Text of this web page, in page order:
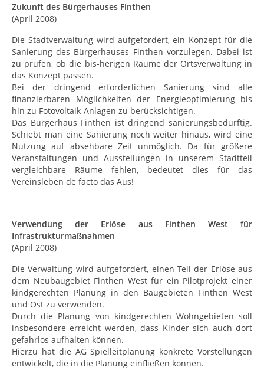
Zukunft des Bürgerhauses Finthen
(April 2008)
Die Stadtverwaltung wird aufgefordert, ein Konzept für die
Sanierung des Bürgerhauses Finthen vorzulegen. Dabei ist
zu prüfen, ob die bis-herigen Räume der Ortsverwaltung in
das Konzept passen.
Bei der dringend erforderlichen Sanierung sind alle
finanzierbaren Möglichkeiten der Energieoptimierung bis
hin zu Fotovoltaik-Anlagen zu berücksichtigen.
Das Bürgerhaus Finthen ist dringend sanierungsbedürftig.
Schiebt man eine Sanierung noch weiter hinaus, wird eine
Nutzung auf absehbare Zeit unmöglich. Da für größere
Veranstaltungen und Ausstellungen in unserem Stadtteil
vergleichbare Räume fehlen, bedeutet dies für das
Vereinsleben de facto das Aus!
Verwendung der Erlöse aus Finthen West für
Infrastrukturmaßnahmen
(April 2008)
Die Verwaltung wird aufgefordert, einen Teil der Erlöse aus
dem Neubaugebiet Finthen West für ein Pilotprojekt einer
kindgerechten Planung in den Baugebieten Finthen West
und Ost zu verwenden.
Durch die Planung von kindgerechten Wohngebieten soll
insbesondere erreicht werden, dass Kinder sich auch dort
gefahrlos aufhalten können.
Hierzu hat die AG Spielleitplanung konkrete Vorstellungen
entwickelt, die in die Planung einfließen können.